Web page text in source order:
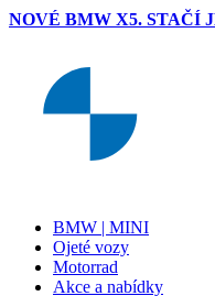
NOVÉ BMW X5. STAČÍ
BMW | MINI
Ojeté vozy
Motorrad
Akce a nabídky